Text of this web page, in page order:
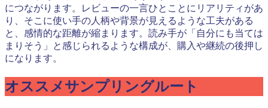
につながります。レビューの一言ひとことにリアリティがあ
り、そこに使い手の人柄や背景が見えるような工夫がある
と、感情的な距離が縮まります。読み手が「自分にも当ては
まりそう」と感じられるような構成が、購入や継続の後押し
になります。
オススメサンプリングルート